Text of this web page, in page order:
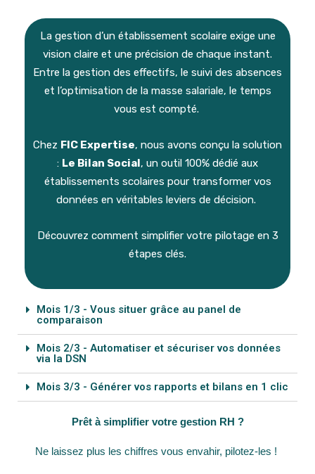
La gestion d’un établissement scolaire exige une
vision claire et une précision de chaque instant.
Entre la gestion des effectifs, le suivi des absences
et l’optimisation de la masse salariale, le temps
vous est compté.
Chez FIC Expertise, nous avons conçu la solution
: Le Bilan Social , un outil 100% dédié aux
établissements scolaires pour transformer vos
données en véritables leviers de décision.
Découvrez comment simplifier votre pilotage en 3
étapes clés.
Mois 1/3 - Vous situer grâce au panel de
comparaison
Mois 2/3 - Automatiser et sécuriser vos données
via la DSN
Mois 3/3 - Générer vos rapports et bilans en 1 clic
Prêt à simplifier votre gestion RH ?
Ne laissez plus les chiffres vous envahir, pilotez-les !